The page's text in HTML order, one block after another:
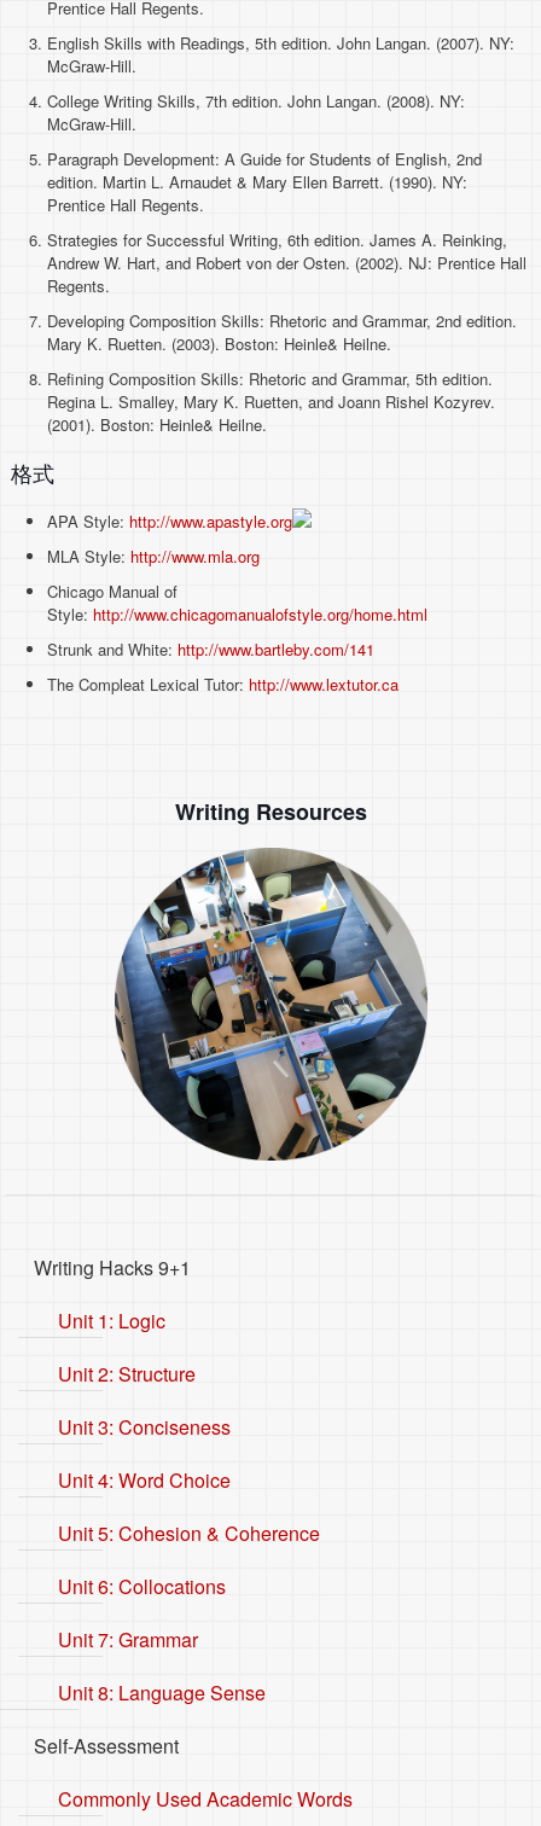
Prentice Hall Regents.
English Skills with Readings, 5th edition. John Langan. (2007). NY:
McGraw-Hill.
College Writing Skills, 7th edition. John Langan. (2008). NY:
McGraw-Hill.
Paragraph Development: A Guide for Students of English, 2nd
edition. Martin L. Arnaudet & Mary Ellen Barrett. (1990). NY:
Prentice Hall Regents.
Strategies for Successful Writing, 6th edition. James A. Reinking,
Andrew W. Hart, and Robert von der Osten. (2002). NJ: Prentice Hall
Regents.
Developing Composition Skills: Rhetoric and Grammar, 2nd edition.
Mary K. Ruetten. (2003). Boston: Heinle& Heilne.
Refining Composition Skills: Rhetoric and Grammar, 5th edition.
Regina L. Smalley, Mary K. Ruetten, and Joann Rishel Kozyrev.
(2001). Boston: Heinle& Heilne.
格式
APA Style: http://www.apastyle.org
MLA Style:http://www.mla.org
Chicago Manual of
Style:http://www.chicagomanualofstyle.org/home.html
Strunk and White: http://www.bartleby.com/141
The Compleat Lexical Tutor: http://www.lextutor.ca
Writing Resources
Writing Hacks 9+1
Unit 1: Logic
Unit 2: Structure
Unit 3: Conciseness
Unit 4: Word Choice
Unit 5: Cohesion & Coherence
Unit 6: Collocations
Unit 7: Grammar
Unit 8: Language Sense
Self-Assessment
Commonly Used Academic Words